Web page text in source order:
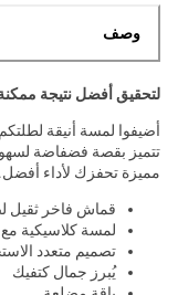
وصف
لتحقيق أفضل نتيجة
أضيفوا لمسة أنيقة
تتميز بقصة فضفاضة
مميزة تحفزك لأداء أفضل.
قماش فاخر ثقيل
لمسة كلاسيكية
تصميم متعدد
يُبرز جمال كتفيك